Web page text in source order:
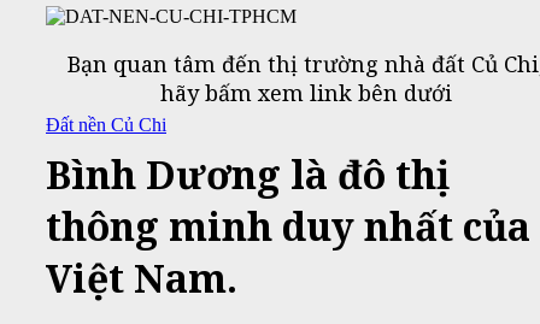
Bạn quan tâm đến thị trường nhà đất Củ
hãy bấm xem link bên dưới
Đất nền Củ Chi
Bình Dương là đô thị
thông minh duy nhất của
Việt Nam.